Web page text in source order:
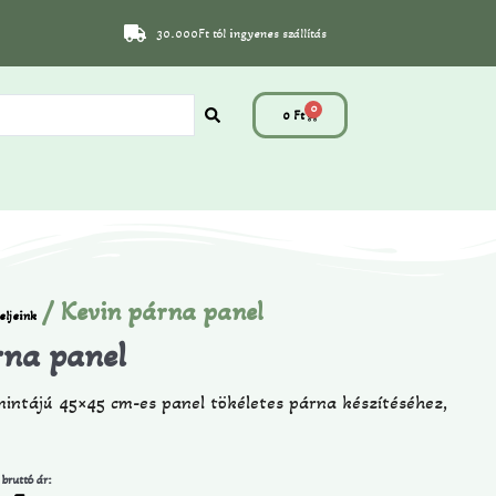
30.000Ft tól ingyenes szállítás
0 Ft 0
/ Kevin párna panel
panel
45×45 cm-es panel tökéletes párna készítéséhez,
bruttó ár: